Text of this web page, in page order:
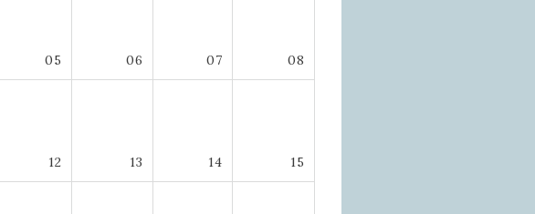
05 06 07 08
12 13 14 15